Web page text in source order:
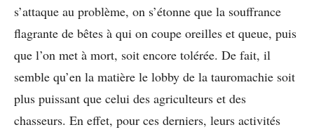
s’attaque au problème, on s’étonne que la souffrance
flagrante de bêtes à qui on coupe oreilles et queue, puis
que l’on met à mort, soit encore tolérée. De fait, il
semble qu’en la matière le lobby de la tauromachie soit
plus puissant que celui des agriculteurs et des
chasseurs. En effet, pour ces derniers, leurs activités